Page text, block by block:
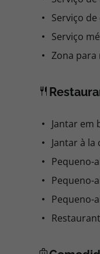
Serviço
Serviço
Zona para
Jantar em
Jantar à la
Pequeno-
Pequeno-
Pequeno-